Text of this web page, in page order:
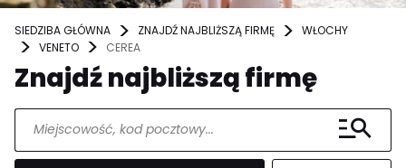
SIEDZIBA GŁÓWNA ZNAJDŹ NAJBLIŻSZĄ FIRMĘ
WŁOCHY
VENETO
CEREA
Znajdź najbliższą firmę